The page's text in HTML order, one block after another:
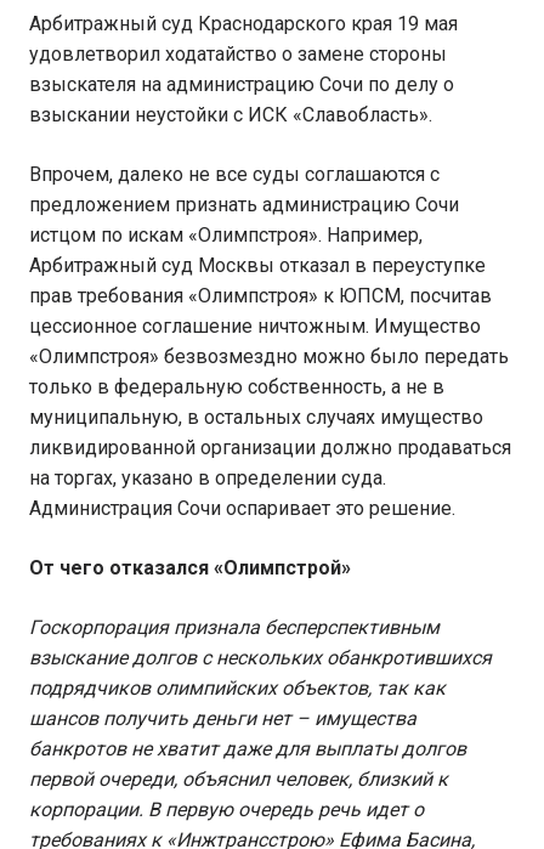
Арбитражный суд Краснодарского края 19 мая
удовлетворил ходатайство о замене стороны
взыскателя на администрацию Сочи по делу о
взыскании неустойки с ИСК «Славобласть».
Впрочем, далеко не все суды соглашаются с
предложением признать администрацию Сочи
истцом по искам «Олимпстроя». Например,
Арбитражный суд Москвы отказал в переуступке
прав требования «Олимпстроя» к ЮПСМ, посчитав
цессионное соглашение ничтожным. Имущество
«Олимпстроя» безвозмездно можно было передать
только в федеральную собственность, а не в
муниципальную, в остальных случаях имущество
ликвидированной организации должно продаваться
на торгах, указано в определении суда.
Администрация Сочи оспаривает это решение.
От чего отказался «Олимпстрой»
Госкорпорация признала бесперспективным
взыскание долгов с нескольких обанкротившихся
подрядчиков олимпийских объектов, так как
шансов получить деньги нет – имущества
банкротов не хватит даже для выплаты долгов
первой очереди, объяснил человек, близкий к
корпорации. В первую очередь речь идет о
требованиях к «Инжтрансстрою» Ефима Басина,